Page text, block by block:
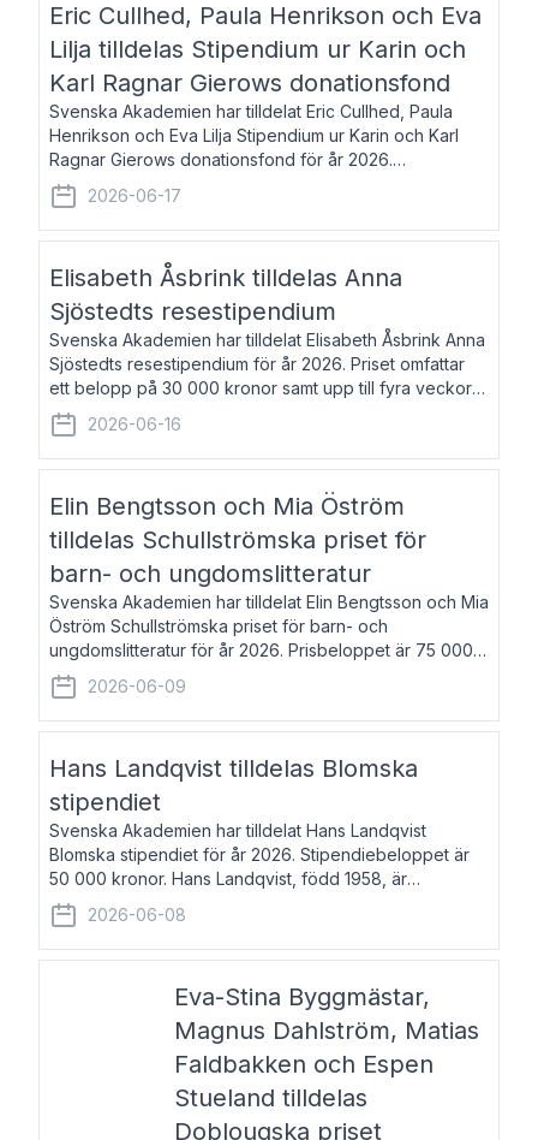
Eric Cullhed, Paula Henrikson och Eva
Lilja tilldelas Stipendium ur Karin och
Karl Ragnar Gierows donationsfond
Svenska Akademien har tilldelat Eric Cullhed, Paula
Henrikson och Eva Lilja Stipendium ur Karin och Karl
Ragnar Gierows donationsfond för år 2026.
Stipendiebeloppet är på 70 000 kronor vardera. Eric
Cullhed, född 1985, är professor i grekis
2026-06-17
Elisabeth Åsbrink tilldelas Anna
Sjöstedts resestipendium
Svenska Akademien har tilldelat Elisabeth Åsbrink Anna
Sjöstedts resestipendium för år 2026. Priset omfattar
ett belopp på 30 000 kronor samt upp till fyra veckors
fri vistelse i Akademiens lägenhet i Berlin. Elisabeth
Åsbrink, född 1965 oc
2026-06-16
Elin Bengtsson och Mia Öström
tilldelas Schullströmska priset för
barn- och ungdomslitteratur
Svenska Akademien har tilldelat Elin Bengtsson och Mia
Öström Schullströmska priset för barn- och
ungdomslitteratur för år 2026. Prisbeloppet är 75 000
kronor vardera. Elin Bengtsson, född 1987, är författare
och forskare i genusvetenskap.
2026-06-09
Hans Landqvist tilldelas Blomska
stipendiet
Svenska Akademien har tilldelat Hans Landqvist
Blomska stipendiet för år 2026. Stipendiebeloppet är
50 000 kronor. Hans Landqvist, född 1958, är
professor i svenska vid Göteborgs universitet. Han
disputerade år 2000 på avhandlingen Författn
2026-06-08
Eva-Stina Byggmästar,
Magnus Dahlström, Matias
Faldbakken och Espen
Stueland tilldelas
Doblougska priset